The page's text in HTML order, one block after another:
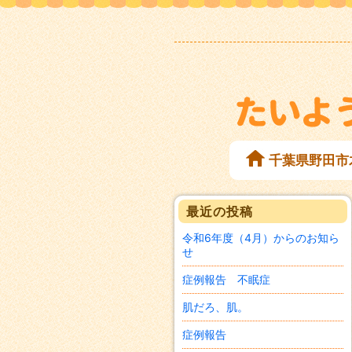
千葉県野田
最近の投稿
令和6年度（4月）からのお知ら
せ
症例報告 不眠症
肌だろ、肌。
症例報告